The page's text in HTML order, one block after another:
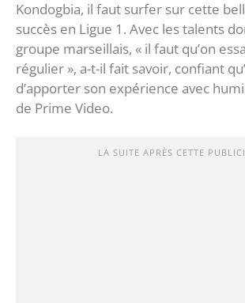
Kondogbia, il faut surfer sur cette
succès en Ligue 1. Avec les talents
groupe marseillais, « il faut qu’on
régulier », a-t-il fait savoir, confiant
d’apporter son expérience avec
de Prime Video.
LA SUITE APRÈS CETTE